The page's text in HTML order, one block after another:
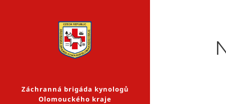
Záchranná brigáda kynologů
Olomouckého kraje